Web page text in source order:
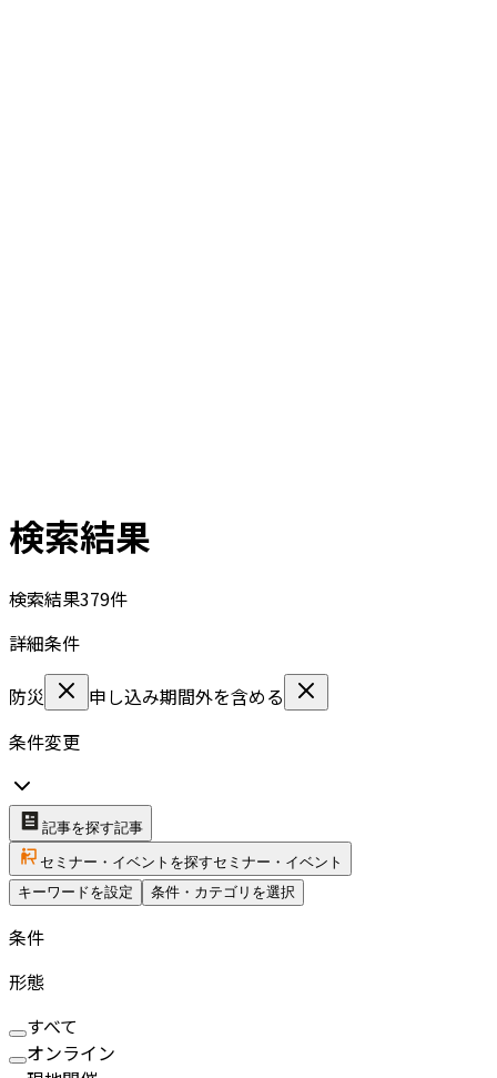
検索結果
検索結果379件
詳細条件
防災
申し込み期間外を含める
条件変更
記事を探す記事
セミナー・イベントを探すセミナー・イベント
キーワードを設定
条件・カテゴリを選択
条件
形態
すべて
オンライン